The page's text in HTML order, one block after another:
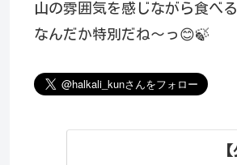
山の雰囲気を感じながら食べ
なんだか特別だね〜っ😊🍃